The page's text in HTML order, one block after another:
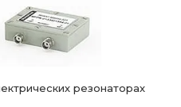
резонаторах